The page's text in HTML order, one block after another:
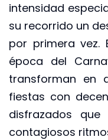
intensidad
su recorrido un
por primera vez.
época del
transforman en
fiestas con
disfrazados
contagiosos